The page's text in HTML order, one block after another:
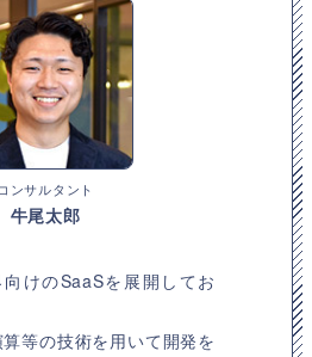
コンサルタント
牛尾太郎
けのSaaSを展開してお
等の技術を用いて開発を